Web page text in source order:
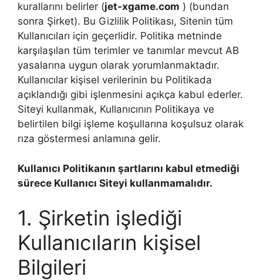
kurallarını belirler (jet-xgame.com ) (bundan
sonra Şirket). Bu Gizlilik Politikası, Sitenin tüm
Kullanıcıları için geçerlidir. Politika metninde
karşılaşılan tüm terimler ve tanımlar mevcut AB
yasalarına uygun olarak yorumlanmaktadır.
Kullanıcılar kişisel verilerinin bu Politikada
açıklandığı gibi işlenmesini açıkça kabul ederler.
Siteyi kullanmak, Kullanıcının Politikaya ve
belirtilen bilgi işleme koşullarına koşulsuz olarak
rıza göstermesi anlamına gelir.
Kullanıcı Politikanın şartlarını kabul etmediği
sürece Kullanıcı Siteyi kullanmamalıdır.
1. Şirketin işlediği
Kullanıcıların kişisel
Bilgileri